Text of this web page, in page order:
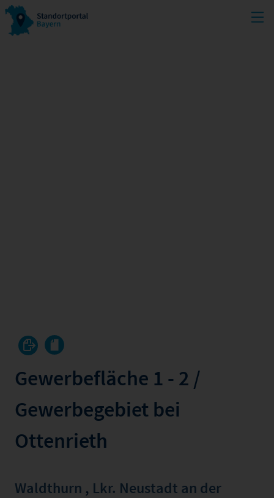
Gewerbefläche 1 - 2 /
Gewerbegebiet bei
Ottenrieth
Waldthurn , Lkr. Neustadt an der